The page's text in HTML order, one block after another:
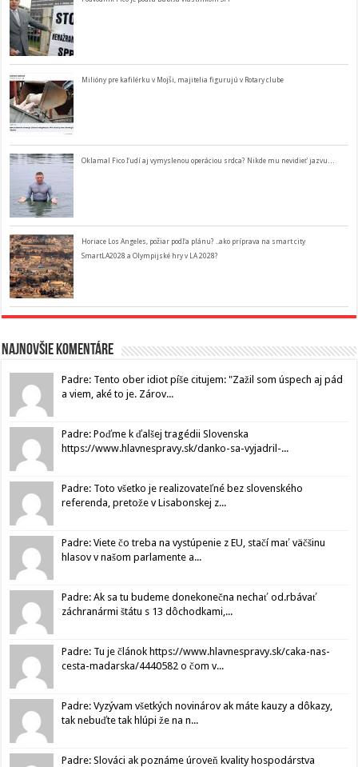
Milióny pre kafilérku v Mojši, majitelia figurujú v Rotary clube
Oklamal Fico ľudí aj vymyslenou operáciou srdca? Nikde mu nevidieť jazvu…
Horiace Los Angeles, požiar podľa plánu? ..ako príprava na smart city
SmartLA2028 a Olympijské hry v LA 2028?
Najnovšie komentáre
Padre: Tento ober idiot píše citujem: "Zažil som úspech aj pád
a viem, aké to je. Zárov...
Padre: Poďme k ďalšej tragédii Slovenska
https://www.hlavnespravy.sk/danko-sa-vyjadril-...
Padre: Toto všetko je realizovateľné bez slovenského
referenda, pretože v Lisabonskej z...
Padre: Viete čo treba na vystúpenie z EU, stačí mať väčšinu
hlasov v našom parlamente a...
Padre: Ak sa tu budeme donekonečna nechať od.rbávať
záchranármi štátu s 13 dôchodkami,...
Padre: Tu je článok https://www.hlavnespravy.sk/caka-nas-
cesta-madarska/4440582 o čom v...
Padre: Vyzývam všetkých novinárov ak máte kauzy a dôkazy,
tak nebuďte tak hlúpi že na n...
Padre: Slováci ak poznáme úroveň kvality hospodárstva